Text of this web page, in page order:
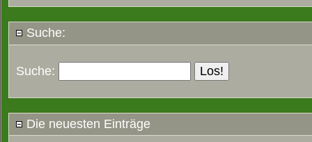
Suche:
Suche:
Die neuesten Einträge